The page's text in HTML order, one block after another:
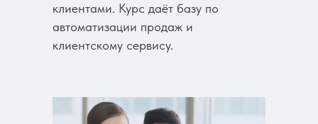
клиентами. Курс даёт базу по
автоматизации продаж и
клиентскому сервису.